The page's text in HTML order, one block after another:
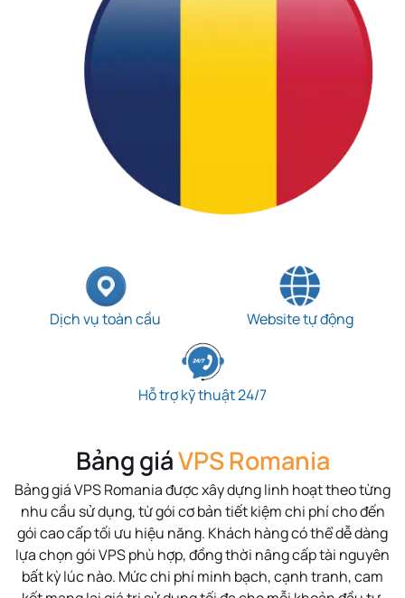
Dịch vụ toàn cầu Website tự động
Hỗ trợ kỹ thuật 24/7
Bảng giáVPS Romania
Bảng giáVPS Romaniađược xây dựng linh hoạt theo từng
nhu cầu sử dụng, từ gói cơ bản tiết kiệm chi phí cho đến
gói cao cấp tối ưu hiệu năng. Khách hàng có thể dễ dàng
lựa chọn gói VPS phù hợp, đồng thời nâng cấp tài nguyên
bất kỳ lúc nào. Mức chi phí minh bạch, cạnh tranh, cam